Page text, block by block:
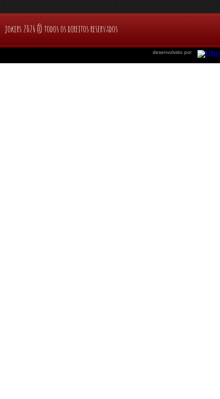
jokers 2026 ® todos os direitos reservados
desenvolvido por